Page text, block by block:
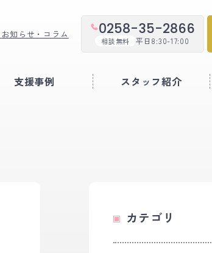
お知らせ・コラム 0258-35-2866
相談無料 平日8:30-17:00
支援事例 スタッフ紹介
カテゴリ